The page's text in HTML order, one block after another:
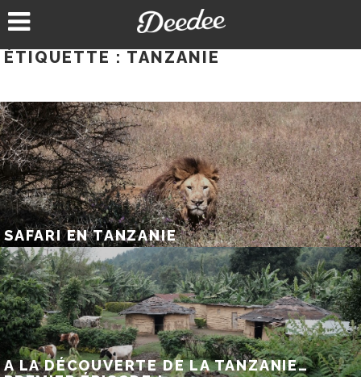
au
ÉTIQUETTE : TANZANIE
SAFARI EN TANZANIE
A LA DÉCOUVERTE DE LA TANZANIE…